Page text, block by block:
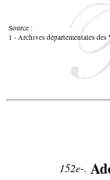
Source :
1 - Archives départementales
152e-.